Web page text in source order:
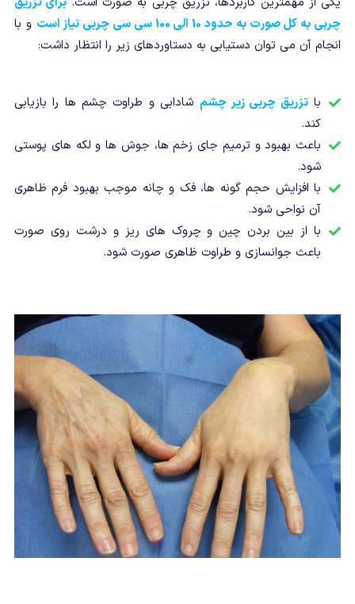
چربی به کل صورت به حدود 10 الی 100 سی سی چربی نیاز است
و با
انجام آن می توان دستیابی به دستاوردهای زیر را انتظار داشت:
باتزریق چربی زیر چشم شادابی و طراوت چشم ها را بازیابی
کند.
باعث بهبود و ترمیم جای زخم ها، جوش ها و لکه های پوستی
شود.
با افزایش حجم گونه ها، فک و چانه موجب بهبود فرم ظاهری
آن نواحی شود.
با از بین بردن چین و چروک های ریز و درشت روی صورت
باعث جوانسازی و طراوت ظاهری صورت شود.